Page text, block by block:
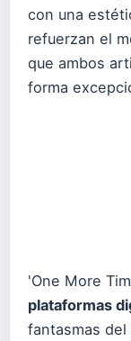
con una
refuerzan el
que ambos
forma
'One More
plataformas
fantasmas del